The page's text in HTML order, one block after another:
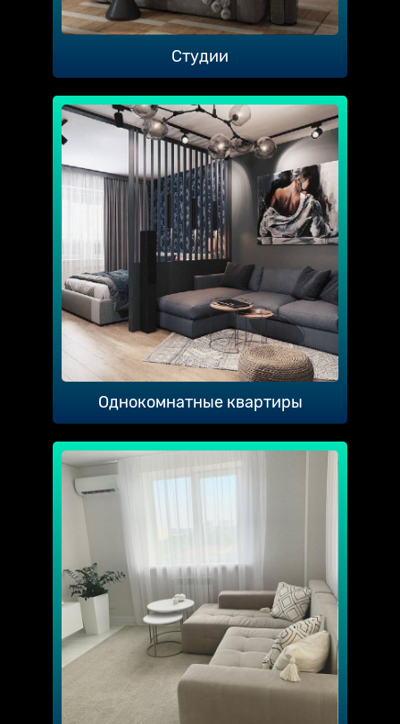
Студии
Однокомнатные квартиры